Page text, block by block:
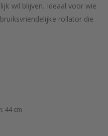
wil blijven. Ideaal voor wie
rollator die
44 cm